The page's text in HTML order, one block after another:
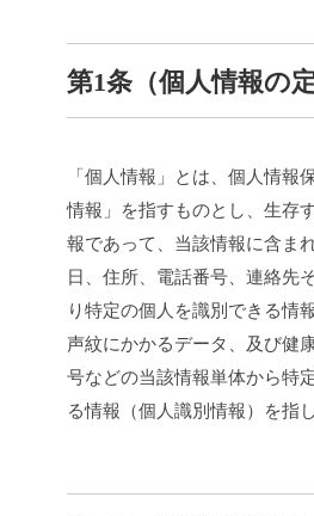
第1条（個人情報の定
「個人情報」とは、個人情報
情報」を指すものとし、生存
報であって、当該情報に含ま
日、住所、電話番号、連絡先
り特定の個人を識別できる情
声紋にかかるデータ、及び健
号などの当該情報単体から特
る情報（個人識別情報）を指